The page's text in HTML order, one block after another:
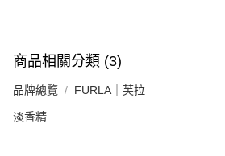
商品相關分類 (3)
品牌總覽 FURLA｜芙拉
淡香精